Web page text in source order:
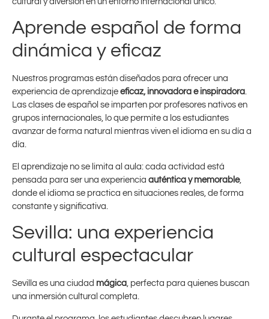
Aprende español de forma
dinámica y eficaz
Nuestros programas están diseñados para ofrecer una
experiencia de aprendizaje eficaz, innovadora e inspiradora.
Las clases de español se imparten por profesores nativos en
grupos internacionales, lo que permite a los estudiantes
avanzar de forma natural mientras viven el idioma en su día a
día.
El aprendizaje no se limita al aula: cada actividad está
pensada para ser una experiencia auténtica y memorable,
donde el idioma se practica en situaciones reales, de forma
constante y significativa.
Sevilla: una experiencia
cultural espectacular
Sevilla es una ciudad mágica, perfecta para quienes buscan
una inmersión cultural completa.